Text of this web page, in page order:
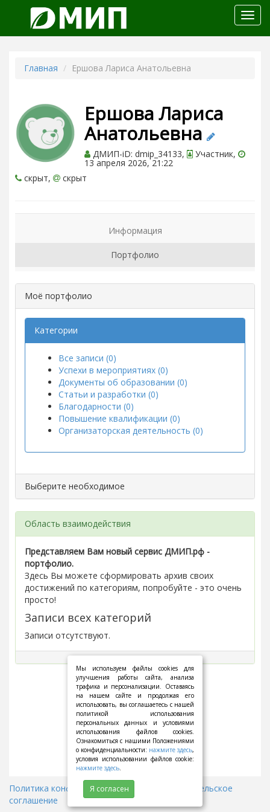
меню
Главная Ершова Лариса Анатольевна
Ершова Лариса
Анатольевна
ДМИП-iD: dmip_34133, Участник,
13 апреля 2026, 21:22
скрыт,
скрыт
Информация
Портфолио
Моё портфолио
Категории
Все записи (0)
Успехи в мероприятиях (0)
Документы об образовании (0)
Статьи и разработки (0)
Благодарности (0)
Повышение квалификации (0)
Организаторская деятельность (0)
Выберите необходимое
Область взаимодействия
Представляем Вам новый сервис ДМИП.рф -
портфолио.
Здесь Вы можете сформировать архив своих
достижений по категориям, попробуйте - это очень
просто!
Записи всех категорий
Записи отсутствуют.
Политика конфиденциальности
Пользовательское
соглашение
Мы используем файлы cookies для
улучшения работы сайта, анализа
трафика и персонализации. Оставаясь
на нашем сайте и продолжая его
использовать, вы соглашаетесь с нашей
политикой использования
персональных данных и условиями
использования файлов cookies.
Ознакомиться с нашими Положениями
о конфиденциальности: нажмите здесь,
условия использовании файлов cookie:
нажмите здесь.
Я согласен